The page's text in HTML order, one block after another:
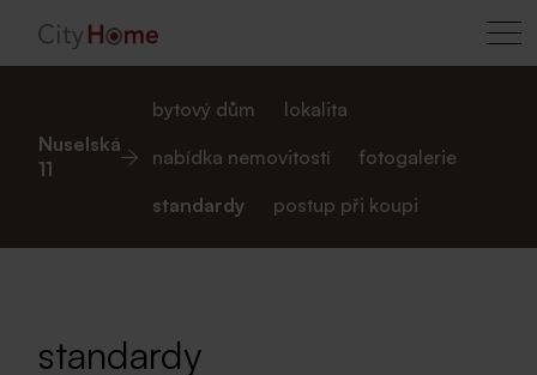
Nuselská
11
bytový dům
lokalita
nabídka nemovitostí
fotogalerie
standardy
postup při koupi
standardy